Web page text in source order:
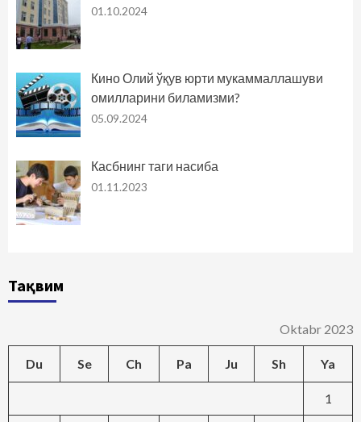
01.10.2024
Кино Олий ўқув юрти мукаммаллашуви
омилларини биламизми?
05.09.2024
Касбнинг таги насиба
01.11.2023
Тақвим
Oktabr 2023
Du Se Ch Pa Ju Sh Ya
1